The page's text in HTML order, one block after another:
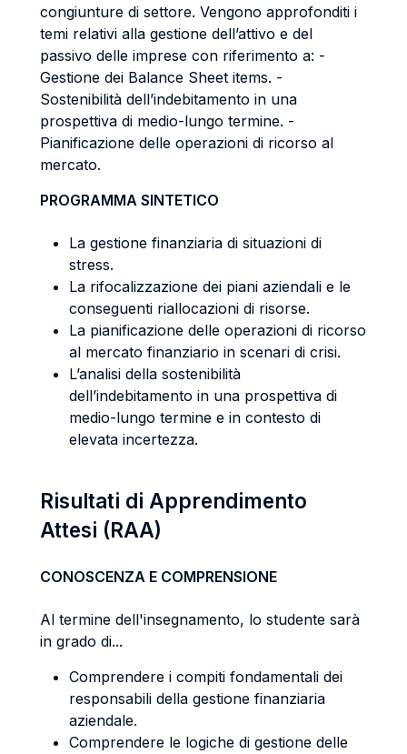
congiunture di settore. Vengono approfonditi i
temi relativi alla gestione dell’attivo e del
passivo delle imprese con riferimento a: -
Gestione dei Balance Sheet items. -
Sostenibilità dell’indebitamento in una
prospettiva di medio-lungo termine. -
Pianificazione delle operazioni di ricorso al
mercato.
PROGRAMMA SINTETICO
La gestione finanziaria di situazioni di
stress.
La rifocalizzazione dei piani aziendali e le
conseguenti riallocazioni di risorse.
La pianificazione delle operazioni di ricorso
al mercato finanziario in scenari di crisi.
L’analisi della sostenibilità
dell’indebitamento in una prospettiva di
medio-lungo termine e in contesto di
elevata incertezza.
Risultati di Apprendimento
Attesi (RAA)
CONOSCENZA E COMPRENSIONE
Al termine dell'insegnamento, lo studente sarà
in grado di...
Comprendere i compiti fondamentali dei
responsabili della gestione finanziaria
aziendale.
Comprendere le logiche di gestione delle